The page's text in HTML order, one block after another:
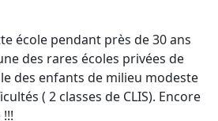
école pendant près de 30 ans
des rares écoles privées de
des enfants de milieu modeste
( 2 classes de CLIS). Encore